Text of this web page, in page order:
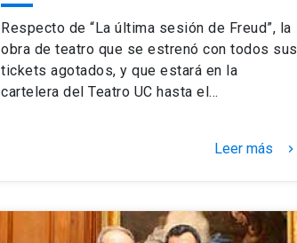
Respecto de “La última sesión de Freud”, la
obra de teatro que se estrenó con todos sus
tickets agotados, y que estará en la
cartelera del Teatro UC hasta el…
Leer más keyboard_arrow_right